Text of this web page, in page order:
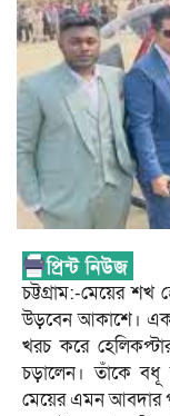
চট্টগ্রাম:-মেয়ের শখ
উড়বেন আকাশে।
খরচ করে
চড়ালেন। তাঁকে বধূ
মেয়ের এমন আবদার